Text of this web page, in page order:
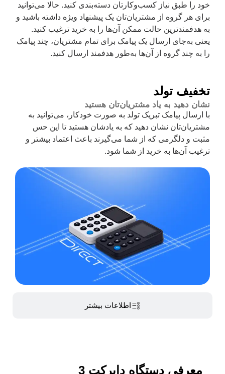
خود را طبق نیاز کسب‌وکارتان دسته‌بندی کنید. حالا می‌توانید
برای هر گروه از مشتریان‌تان یک پیشنهاد ویژه داشته باشید و
به هدفمندترین حالت ممکن آن‌ها را به خرید ترغیب کنید.
یعنی به‌جای ارسال یک پیامک برای تمام مشتریان، چند پیامک
را به چند گروه از آن‌ها به‌طور هدفمند ارسال کنید.
تخفیف تولد
نشان دهید به یاد مشتریان‌تان هستید
با ارسال پیامک تبریک تولد به صورت خودکار، می‌توانید به
مشتریان‌تان نشان دهید که به یادشان هستید تا این حس
مثبت و دلگرمی که از شما می‌گیرند باعث اعتماد بیشتر و
ترغیب آن‌ها به خرید از شما شود.
اطلاعات بیشتر
معرفی دستگاه دایرکت 3